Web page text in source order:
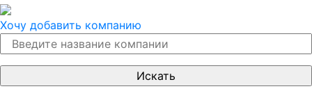
Хочу добавить компанию